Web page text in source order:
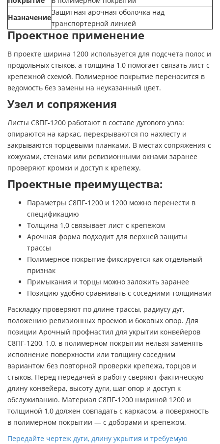
Назначение
Защитная арочная оболочка над
транспортерной линией
Проектное применение
В проекте ширина 1200 используется для подсчета полос и
продольных стыков, а толщина 1,0 помогает связать лист с
крепежной схемой. Полимерное покрытие переносится в
ведомость без замены на неуказанный цвет.
Узел и сопряжения
Листы С8ПГ-1200 работают в составе дугового узла:
опираются на каркас, перекрываются по нахлесту и
закрываются торцевыми планками. В местах сопряжения с
кожухами, стенами или ревизионными окнами заранее
проверяют кромки и доступ к крепежу.
Проектные преимущества:
Параметры С8ПГ-1200 и 1200 можно перенести в
спецификацию
Толщина 1,0 связывает лист с крепежом
Арочная форма подходит для верхней защиты
трассы
Полимерное покрытие фиксируется как отдельный
признак
Примыкания и торцы можно заложить заранее
Позицию удобно сравнивать с соседними толщинами
Раскладку проверяют по длине трассы, радиусу дуг,
положению ревизионных проемов и боковых опор. Для
позиции Арочный профнастил для укрытии конвейеров
С8ПГ-1200, 1,0, в полимерном покрытии нельзя заменять
исполнение поверхности или толщину соседним
вариантом без повторной проверки крепежа, торцов и
стыков. Перед передачей в работу сверяют фактическую
длину конвейера, высоту дуги, шаг опор и доступ к
обслуживанию. Материал С8ПГ-1200 шириной 1200 и
толщиной 1,0 должен совпадать с каркасом, а поверхность
в полимерном покрытии — с доборами и крепежом.
Передайте чертеж дуги, длину укрытия и требуемую